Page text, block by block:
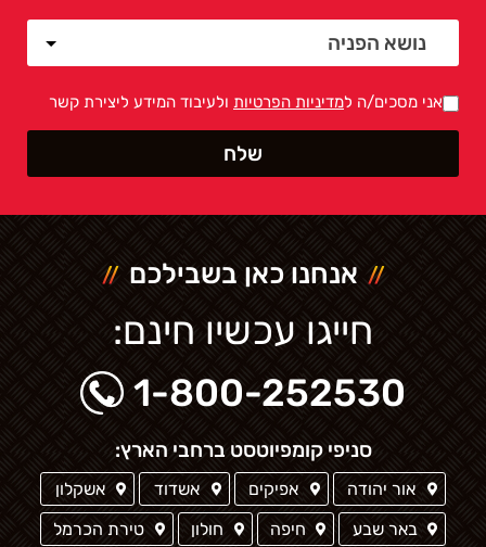
אני מסכים/ה למדיניות הפרטיות ולעיבוד המידע ליצירת קשר
אנחנו כאן בשבילכם
חייגו עכשיו חינם:
1-800-252530
סניפי קומפיוטסט ברחבי הארץ:
אור יהודה אפיקים אשדוד
אשקלון
באר שבע
חיפה חולון
טירת הכרמל